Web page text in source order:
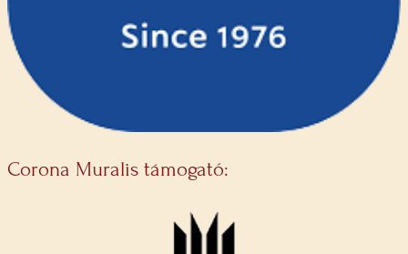
Corona Muralis támogató: